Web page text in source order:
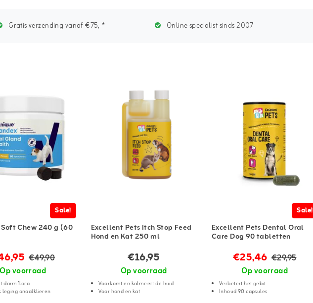
Gratis verzending vanaf €75,-* Online specialist sinds 2007
Sale!
Chew 240 g (60
€49,90
Op voorraad
darmflora
leging anaalklieren
Excellent Pets Itch Stop Feed
Hond en Kat 250 ml
€16,95
Op voorraad
Voorkomt en kalmeert de huid
Voor hond en kat
Sale!
Excellent Pets Dental Oral
Care Dog 90 tabletten
€25,46 €29,95
Op voorraad
Verbetert het gebit
Inhoud 90 capsules